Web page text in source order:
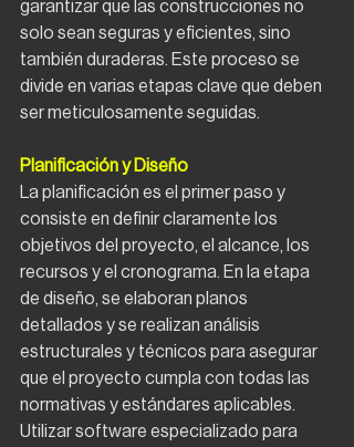
garantizar que las construcciones no
solo sean seguras y eficientes, sino
también duraderas. Este proceso se
divide en varias etapas clave que deben
ser meticulosamente seguidas.
Planificación y Diseño
La planificación es el primer paso y
consiste en definir claramente los
objetivos del proyecto, el alcance, los
recursos y el cronograma. En la etapa
de diseño, se elaboran planos
detallados y se realizan análisis
estructurales y técnicos para asegurar
que el proyecto cumpla con todas las
normativas y estándares aplicables.
Utilizar software especializado para